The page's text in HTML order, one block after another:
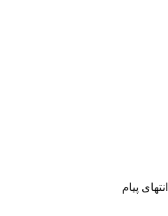
انتهای پیام